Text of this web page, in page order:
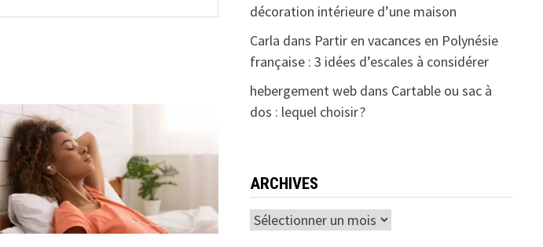
décoration intérieure d’une maison
Carla dans Partir en vacances en Polynésie
française : 3 idées d’escales à considérer
hebergement webdans Cartable ou sac à
dos : lequel choisir ?
ARCHIVES
Archives